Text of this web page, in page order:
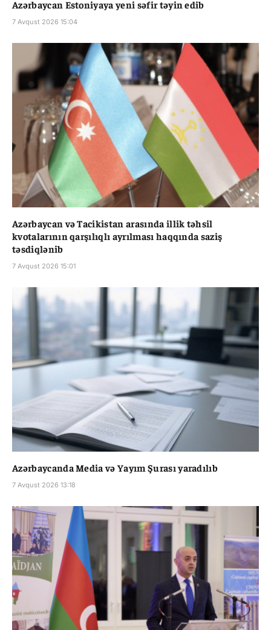
Azərbaycan Estoniyaya yeni səfir təyin edib
7 Avqust 2026 15:04
Azərbaycan və Tacikistan arasında illik təhsil
kvotalarının qarşılıqlı ayrılması haqqında saziş
təsdiqlənib
7 Avqust 2026 15:01
Azərbaycanda Media və Yayım Şurası yaradılıb
7 Avqust 2026 13:18